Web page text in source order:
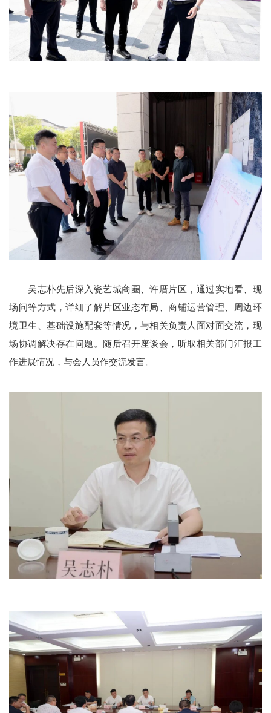
吴志朴先后深入瓷艺城商圈、许厝片区，通过实地看、现
场问等方式，详细了解片区业态布局、商铺运营管理、周边环
境卫生、基础设施配套等情况，与相关负责人面对面交流，现
场协调解决存在问题。随后召开座谈会，听取相关部门汇报工
作进展情况，与会人员作交流发言。